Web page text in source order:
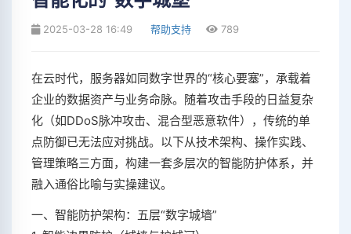
2025-03-28 16:49 帮助支持 789
在云时代，服务器如同数字世界的“核心要塞”，承载着
企业的数据资产与业务命脉。随着攻击手段的日益复杂
化（如DDoS脉冲攻击、混合型恶意软件），传统的单
点防御已无法应对挑战。以下从技术架构、操作实践、
管理策略三方面，构建一套多层次的智能防护体系，并
融入通俗比喻与实操建议。
一、智能防护架构：五层“数字城墙”